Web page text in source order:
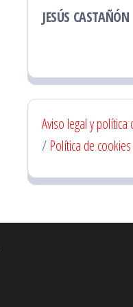
JESÚS CASTAÑÓN
Aviso legal y política
/ Política de cookies